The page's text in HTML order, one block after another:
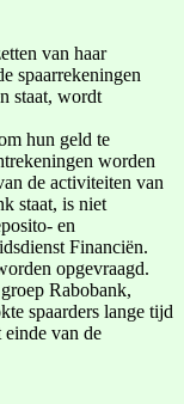
van haar
spaarrekeningen
staat, wordt
hun geld te
worden
de activiteiten van
staat, is niet
en
Financiën.
opgevraagd.
Rabobank,
spaarders lange tijd
van de